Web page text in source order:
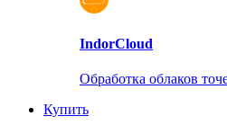
IndorCloud
Обработка облаков
Купить